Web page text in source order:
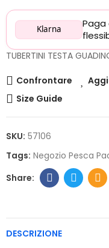
Klarna
Paga
TUBERTINI TESTA
Confrontare
Size Guide
SKU: 57106
Tags: Negozio Pesca
DESCRIZIONE